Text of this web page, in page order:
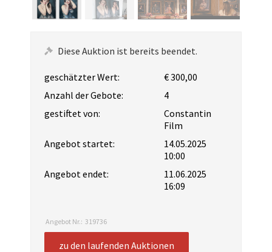
Diese Auktion ist bereits beendet.
geschätzter Wert:
€ 300,00
Anzahl der Gebote:
4
gestiftet von:
Constantin
Film
Angebot startet:
14.05.2025
10:00
Angebot endet:
11.06.2025
16:09
Angebot Nr.: 319736
zu den laufenden Auktionen